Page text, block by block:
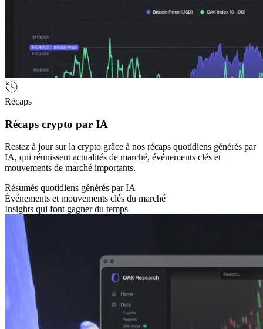
Récaps
Récaps crypto par IA
Restez à jour sur la crypto grâce à nos récaps quotidiens générés par
IA, qui réunissent actualités de marché, événements clés et
mouvements de marché importants.
Résumés quotidiens générés par IA
Événements et mouvements clés du marché
Insights qui font gagner du temps